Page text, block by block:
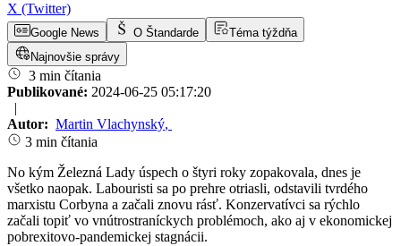
X (Twitter)
Google News O Štandarde
Téma týždňa
Najnovšie správy
3 min čítania
Publikované: 2024-06-25 05:17:20
|
Autor: Martin Vlachynský,
3 min čítania
No kým Železná Lady úspech o štyri roky zopakovala, dnes je
všetko naopak. Labouristi sa po prehre otriasli, odstavili tvrdého
marxistu Corbyna a začali znovu rásť. Konzervatívci sa rýchlo
začali topiť vo vnútrostraníckych problémoch, ako aj v ekonomickej
pobrexitovo-pandemickej stagnácii.